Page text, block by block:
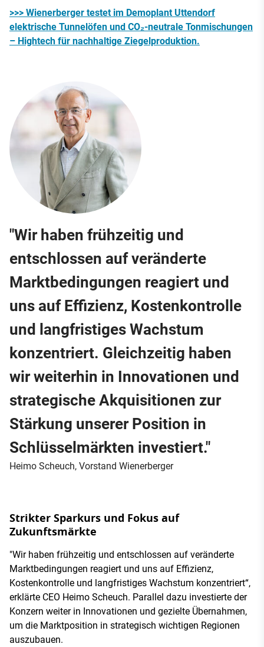
>>> Wienerberger testet im Demoplant Uttendorf
elektrische Tunnelöfen und CO₂-neutrale Tonmischungen
– Hightech für nachhaltige Ziegelproduktion.
"Wir haben frühzeitig und
entschlossen auf veränderte
Marktbedingungen reagiert und
uns auf Effizienz, Kostenkontrolle
und langfristiges Wachstum
konzentriert. Gleichzeitig haben
wir weiterhin in Innovationen und
strategische Akquisitionen zur
Stärkung unserer Position in
Schlüsselmärkten investiert."
Heimo Scheuch, Vorstand Wienerberger
Strikter Sparkurs und Fokus auf
Zukunftsmärkte
"Wir haben frühzeitig und entschlossen auf veränderte
Marktbedingungen reagiert und uns auf Effizienz,
Kostenkontrolle und langfristiges Wachstum konzentriert“,
erklärte CEO Heimo Scheuch. Parallel dazu investierte der
Konzern weiter in Innovationen und gezielte Übernahmen,
um die Marktposition in strategisch wichtigen Regionen
auszubauen.